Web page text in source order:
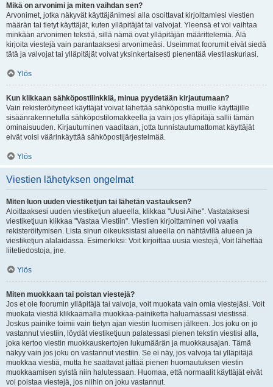
Mikä on arvonimi ja miten vaihdan sen?
Arvonimet, jotka näkyvät käyttäjänimesi alla osoittavat kirjoittamiesi viestien
määrän tai tietyt käyttäjät, kuten ylläpitäjät tai valvojat. Yleensä et voi vaihtaa
minkään arvonimen tekstiä, sillä nämä ovat ylläpitäjän määrittelemiä. Älä
kirjoita viestejä vain parantaaksesi arvonimeäsi. Useimmat foorumit eivät siedä
tätä ja valvojat tai ylläpitäjät voivat yksinkertaisesti pienentää viestilaskuriasi.
Ylös
Kun klikkaan sähköpostilinkkiä, minua pyydetään kirjautumaan?
Vain rekisteröityneet käyttäjät voivat lähettää sähköpostia muille käyttäjille
sisäänrakennetulla sähköpostilomakkeella ja vain jos ylläpitäjä sallii tämän
ominaisuuden. Kirjautuminen vaaditaan, jotta tunnistautumattomat käyttäjät
eivät voisi väärinkäyttää sähköpostijärjestelmää.
Ylös
Viestien lähetyksen ongelmat
Miten luon uuden viestiketjun tai lähetän vastauksen?
Aloittaaksesi uuden viestiketjun alueella, klikkaa "Uusi Aihe". Vastataksesi
viestiketjuun klikkaa "Vastaa Viestiin". Viestien kirjoittaminen voi vaatia
rekisteröitymisen. Lista sinun oikeuksistasi alueella on nähtävillä alueen ja
viestiketjun alalaidassa. Esimerkiksi: Voit kirjoittaa uusia viestejä, Voit lähettää
liitetiedostoja, jne.
Ylös
Miten muokkaan tai poistan viestejä?
Jos et ole foorumin ylläpitäjä tai valvoja, voit muokata vain omia viestejäsi. Voit
muokata viestiä klikkaamalla muokkaa-painiketta haluamassasi viestissä.
Joskus painike toimii vain tietyn ajan viestin luomisen jälkeen. Jos joku on jo
vastannut viestiin, löydät viestiketjuun palatessasi pienen tekstin viestisi alla,
joka kertoo viestin muokkauskertojen lukumäärän ja muokkausajan. Tämä
näkyy vain jos joku on vastannut viestiin. Se ei näy, jos valvoja tai ylläpitäjä
muokkaa viestiä, mutta he saattavat jättää pienen huomautuksen viestin
muokkaamisen syistä niin halutessaan. Huomaa, että normaalit käyttäjät eivät
voi poistaa viestejä, jos niihin on joku vastannut.